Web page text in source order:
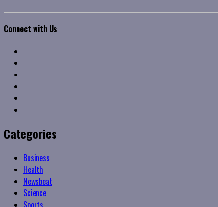
Connect with Us
Categories
Business
Health
Newsbeat
Science